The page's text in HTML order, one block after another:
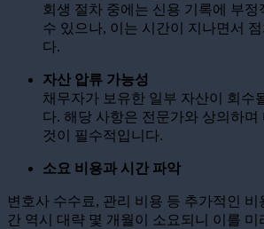
회생 절차 중에는 신용 기록에 부
수 있으나, 이는 시간이 지나면서
다.
자산 압류 가능성
채무자가 보유한 일부 자산이 회수
다. 해당 사항은 전문가와 상의하며
것이 필수적입니다.
소요 비용과 시간 파악
변호사 수수료, 관리 비용 등 추가적인 비
간 역시 대략 몇 개월이 소요되니 이를 미